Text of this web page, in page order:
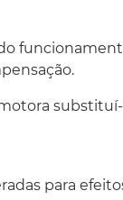
para